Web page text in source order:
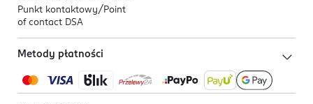
Punkt kontaktowy/ Point
of contact DSA
Metody płatności